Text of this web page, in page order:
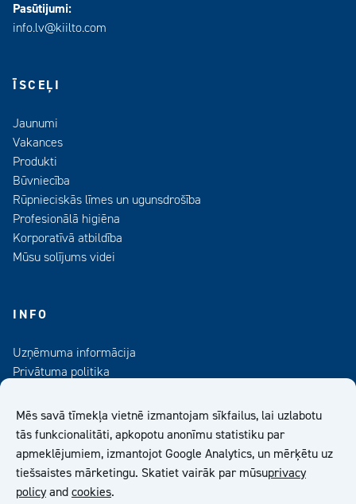
Mēs savā tīmekļa vietnē izmantojam sīkfailus, lai uzlabotu
tās funkcionalitāti, apkopotu anonīmu statistiku par
apmeklējumiem, izmantojot Google Analytics, un mērķētu uz
tiešsaistes mārketingu. Skatiet vairāk par mūsuprivacy
policyand cookies.
Pasūtijumi:
info.lv@kiilto.com
ĪSCEĻI
Jaunumi
Vakances
Produkti
Būvniecība
Rūpnieciskās līmes un ugunsdrošība
Profesionālā higiēna
Korporatīvā atbildība
Mūsu solījums videi
INFO
Uzņēmuma informācija
Privātuma politika
Medijiem
Abonējiet mūsu informatīvo izdevumu
Kiilto Latvija SIA Vispārīgie Pārdošanas Nosacījumi